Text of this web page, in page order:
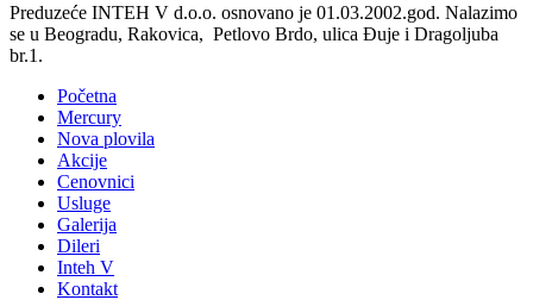
Preduzeće INTEH V d.o.o. osnovano je 01.03.2002.god. Nalazimo
se u Beogradu, Rakovica, Petlovo Brdo, ulica Đuje i Dragoljuba
br.1.
Početna
Mercury
Nova plovila
Akcije
Cenovnici
Usluge
Galerija
Dileri
Inteh V
Kontakt